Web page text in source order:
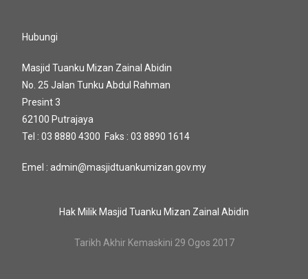
Hubungi
Masjid Tuanku Mizan Zainal Abidin
No. 25 Jalan Tunku Abdul Rahman
Presint 3
62100 Putrajaya
Tel : 03 8880 4300 Faks : 03 8890 1614
Emel : admin@masjidtuankumizan.gov.my
Hak Milik Masjid Tuanku Mizan Zainal Abidin
Tarikh Akhir Kemaskini 29 Ogos 2017